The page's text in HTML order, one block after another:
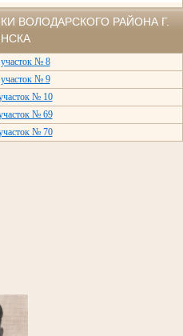
ВОЛОДАРСКОГО РАЙОНА Г.
№ 8
№ 9
№ 10
№ 69
№ 70